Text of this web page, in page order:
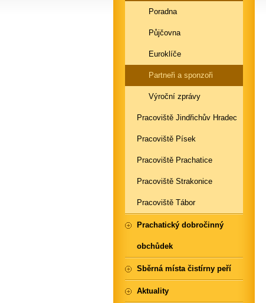
Poradna
Půjčovna
Euroklíče
Partneři a sponzoři
Výroční zprávy
Pracoviště Jindřichův Hradec
Pracoviště Písek
Pracoviště Prachatice
Pracoviště Strakonice
Pracoviště Tábor
Prachatický dobročinný
obchůdek
Sběrná místa čistírny peří
Aktuality